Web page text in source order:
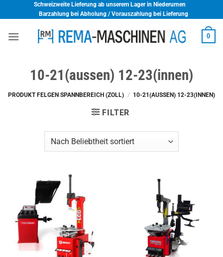
to
Schweizweite Lieferung ab unserem Lager in Niederurnen
Barzahlung bei Abholung / Vorauszahlung bei Lieferung
0
10-21(aussen) 12-23(innen)
PRODUKT FELGEN SPANNBEREICH (ZOLL) / 10-21(AUSSEN) 12-23(INNEN)
FILTER